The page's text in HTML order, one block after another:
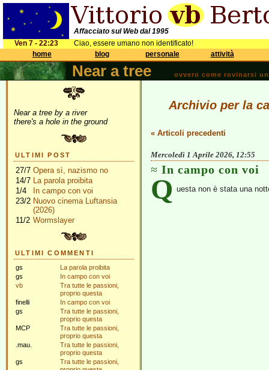
Affacciato sul Web dal 1995
Ven 7 - 22:23
Ciao, essere umano non identificato!
home
blog personale attività
Near a tree ovvero come rovinarsi
Near a tree by a river
there's a hole in the ground
ULTIMI POST
27/7 Opera sì, nazismo no
14/7 La parola proibita
1/4
In campo con voi
23/2 Nuovo cinema Luftansia
(2026)
11/2 Wormslayer
ULTIMI COMMENTI
gs
La parola proibita
gs
In campo con voi
vb
Tra tutte le passioni,
proprio questa
finelli
In campo con voi
gs
Tra tutte le passioni,
proprio questa
MCP
Tra tutte le passioni,
proprio questa
.mau.
Tra tutte le passioni,
proprio questa
gs
Tra tutte le passioni,
Archivio per la
« Articoli precedenti
Mercoledì 1 Aprile 2026, 12:55
In campo con voi
Q uesta non è stata una